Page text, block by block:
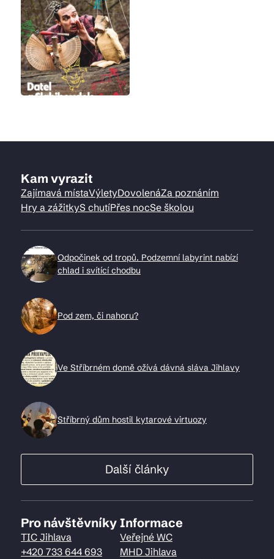
Kam vyrazit
Zajímavá místaVýletyDovolenáZa poznáním
Hry a zážitkyS chutíPřes nocSe školou
Odpočinek od tropů. Podzemní labyrint nabízí
chlad i svítící chodbu
Pod zem, či nahoru?
Ve Stříbrném domě ožívá dávná sláva Jihlavy
Stříbrný dům hostil kytarové virtuozy
Další články
Pro návštěvníky
TIC Jihlava
+420 733 644 693
Informace
Veřejné WC
MHD Jihlava